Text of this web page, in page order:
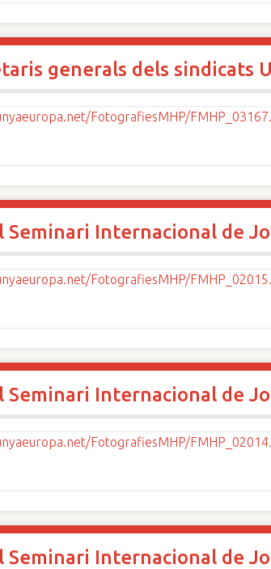
generals dels sindicats
Seminari Internacional de
Seminari Internacional de
Seminari Internacional de